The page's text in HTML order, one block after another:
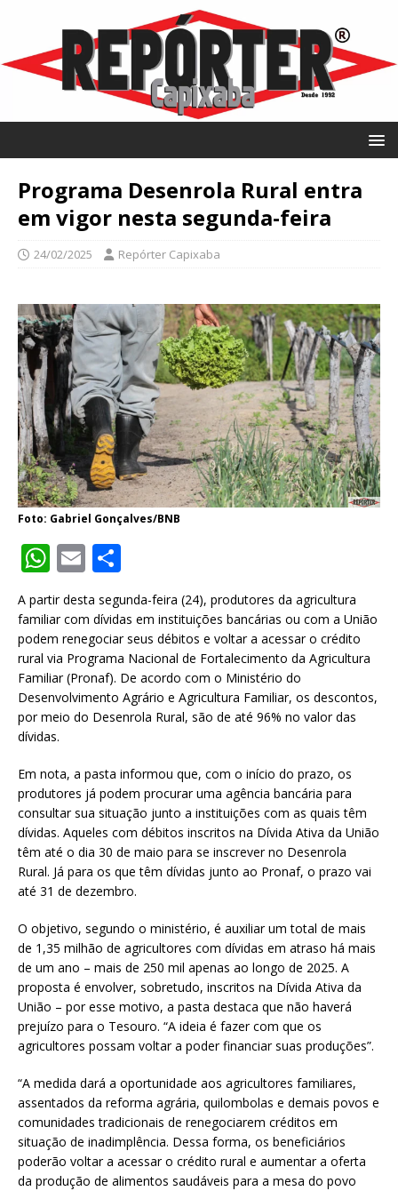
Programa Desenrola Rural entra
em vigor nesta segunda-feira
24/02/2025 Repórter Capixaba
Foto: Gabriel Gonçalves/BNB
W
h
at
s
A
p
p
E
ai
l
h
ar
e
A partir desta segunda-feira (24), produtores da agricultura
familiar com dívidas em instituições bancárias ou com a União
podem renegociar seus débitos e voltar a acessar o crédito
rural via Programa Nacional de Fortalecimento da Agricultura
Familiar (Pronaf). De acordo com o Ministério do
Desenvolvimento Agrário e Agricultura Familiar, os descontos,
por meio do Desenrola Rural, são de até 96% no valor das
dívidas.
Em nota, a pasta informou que, com o início do prazo, os
produtores já podem procurar uma agência bancária para
consultar sua situação junto a instituições com as quais têm
dívidas. Aqueles com débitos inscritos na Dívida Ativa da União
têm até o dia 30 de maio para se inscrever no Desenrola
Rural. Já para os que têm dívidas junto ao Pronaf, o prazo vai
até 31 de dezembro.
O objetivo, segundo o ministério, é auxiliar um total de mais
de 1,35 milhão de agricultores com dívidas em atraso há mais
de um ano – mais de 250 mil apenas ao longo de 2025. A
proposta é envolver, sobretudo, inscritos na Dívida Ativa da
União – por esse motivo, a pasta destaca que não haverá
prejuízo para o Tesouro. “A ideia é fazer com que os
agricultores possam voltar a poder financiar suas produções”.
“A medida dará a oportunidade aos agricultores familiares,
assentados da reforma agrária, quilombolas e demais povos e
comunidades tradicionais de renegociarem créditos em
situação de inadimplência. Dessa forma, os beneficiários
poderão voltar a acessar o crédito rural e aumentar a oferta
da produção de alimentos saudáveis para a mesa do povo